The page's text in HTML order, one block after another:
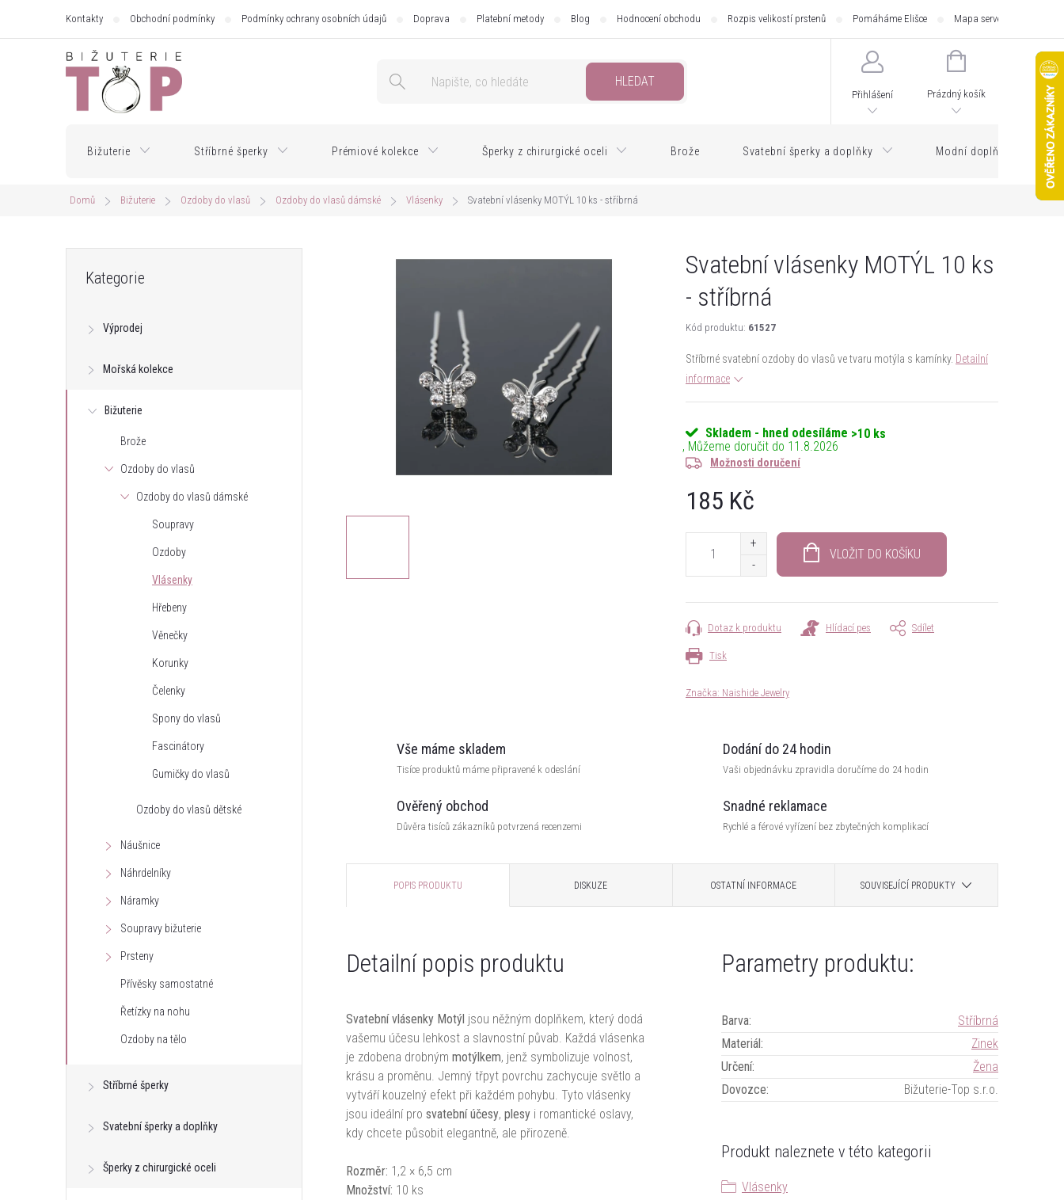
Kontakty Obchodní podmínky Podmínky ochrany osobních údajů Doprava Platební metody Blog Hodnocení obchodu Rozpis velikostí prstenů Pomáháme Elišce Mapa serveru
HLEDAT
Přihlášení
NÁKUPNÍ
Prázdný košík
Bižuterie Stříbrné šperky Prémiové kolekce Šperky z chirurgické oceli Brože Svatební šperky a doplňky Modní doplňky
Domů Bižuterie Ozdoby do vlasů Ozdoby do vlasů dámské Vlásenky Svatební vlásenky MOTÝL 10 ks - stříbrná
t
kategorie
Kategorie
Výprodej
Mořská kolekce
Bižuterie
Brože
Ozdoby do vlasů
Ozdoby do vlasů dámské
Soupravy
Ozdoby
Vlásenky
Hřebeny
Věnečky
Korunky
Čelenky
Spony do vlasů
Fascinátory
Gumičky do vlasů
Ozdoby do vlasů dětské
Náušnice
Náhrdelníky
Náramky
Soupravy bižuterie
Prsteny
Přívěsky samostatné
Řetízky na nohu
Ozdoby na tělo
Stříbrné šperky
Svatební šperky a doplňky
Šperky z chirurgické oceli
Svatební vlásenky MOTÝL 10 ks
- stříbrná
Kód produktu: 61527
Stříbrné svatební ozdoby do vlasů ve tvaru motýla s kamínky. Detailní
informace
Skladem - hned odesíláme >10 ks
11.8.2026
Možnosti doručení
185 Kč
VLOŽIT DO KOŠÍKU
Tisk
Dotaz k produktu Hlídací pes Sdílet
Značka: Naishide Jewelry
Vše máme skladem
Tisíce produktů máme připravené k odeslání
Dodání do 24 hodin
Vaši objednávku zpravidla doručíme do 24 hodin
Ověřený obchod
Důvěra tisíců zákazníků potvrzená recenzemi
Snadné reklamace
Rychlé a férové vyřízení bez zbytečných komplikací
POPIS PRODUKTU DISKUZE OSTATNÍ INFORMACE SOUVISEJÍCÍ PRODUKTY
Detailní popis produktu
Svatební vlásenky Motýl jsou něžným doplňkem, který dodá
vašemu účesu lehkost a slavnostní půvab. Každá vlásenka
je zdobena drobným motýlkem, jenž symbolizuje volnost,
krásu a proměnu. Jemný třpyt povrchu zachycuje světlo a
vytváří kouzelný efekt při každém pohybu. Tyto vlásenky
jsou ideální pro svatební účesy, plesy i romantické oslavy,
kdy chcete působit elegantně, ale přirozeně.
Rozměr: 1,2 × 6,5 cm
Množství: 10 ks
Parametry produktu:
Barva:
Stříbrná
Materiál:
Zinek
Určení:
Žena
Dovozce: Bižuterie-Top s.r.o.
Produkt naleznete v této kategorii
Vlásenky